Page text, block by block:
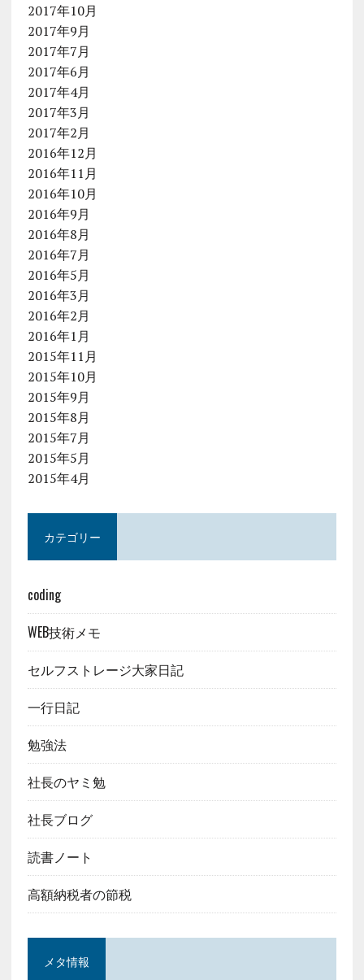
2017年10月
2017年9月
2017年7月
2017年6月
2017年4月
2017年3月
2017年2月
2016年12月
2016年11月
2016年10月
2016年9月
2016年8月
2016年7月
2016年5月
2016年3月
2016年2月
2016年1月
2015年11月
2015年10月
2015年9月
2015年8月
2015年7月
2015年5月
2015年4月
カテゴリー
coding
WEB技術メモ
セルフストレージ大家日記
一行日記
勉強法
社長のヤミ勉
社長ブログ
読書ノート
高額納税者の節税
メタ情報